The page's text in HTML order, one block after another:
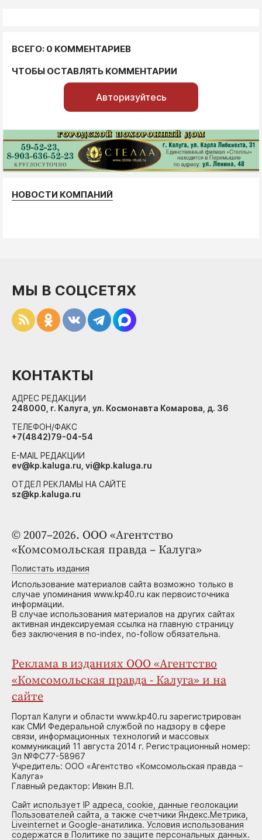
ВСЕГО: 0 КОММЕНТАРИЕВ
ЧТОБЫ ОСТАВЛЯТЬ КОММЕНТАРИИ
Авторизуйтесь
НОВОСТИ КОМПАНИЙ
© 2007–2026. ООО «Агентство
«Комсомольская правда – Калуга»
Полистать издания
Использование материалов сайта возможно только в
случае упоминания www.kp40.ru как первоисточника
информации.
В случае использования материалов на других сайтах
активная индексируемая ссылка на главную страницу
без заключения в no-index, no-follow обязательна.
Реклама в изданиях ООО «Агентство
«Комсомольская правда - Калуга» и на
сайте
Портал Калуги и области www.kp40.ru зарегистрирован
как СМИ Федеральной службой по надзору в сфере
связи, информационных технологий и массовых
коммуникаций 11 августа 2014 г. Регистрационный номер:
Эл №ФС77-58967
Учредитель: ООО «Агентство «Комсомольская правда –
Калуга»
Главный редактор: Ивкин В.П.
Сайт использует IP адреса, cookie, данные геолокации
Пользователей сайта, а также счетчики Яндекс.Метрика,
Liveinternet и Google-анатилика. Условия использования
содержатся в Политике по защите персональных данных.
МЫ В СОЦСЕТЯХ
КОНТАКТЫ
АДРЕС РЕДАКЦИИ
248000, г. Калуга, ул. Космонавта Комарова, д. 36
ТЕЛЕФОН/ФАКС
+7(4842)79-04-54
E-MAIL РЕДАКЦИИ
ev@kp.kaluga.ru, vi@kp.kaluga.ru
ОТДЕЛ РЕКЛАМЫ НА САЙТЕ
sz@kp.kaluga.ru